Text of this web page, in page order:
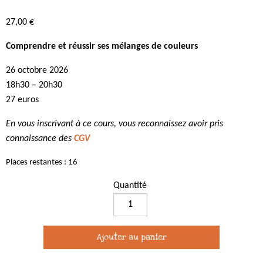
27,00 €
Comprendre et réussir ses mélanges de couleurs
26 octobre 2026
18h30 – 20h30
27 euros
En vous inscrivant à ce cours, vous reconnaissez avoir pris
connaissance des CGV
Places restantes : 16
Quantité
quantité
de
Ajouter au panier